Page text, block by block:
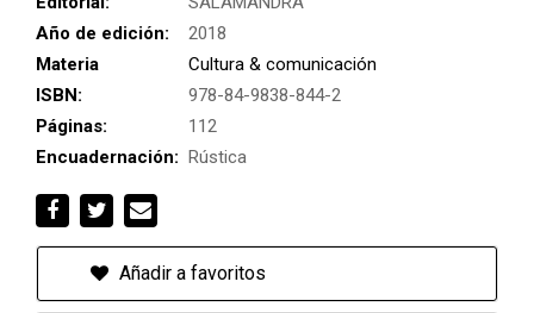
Año de edición:
2018
Materia
Cultura & comunicación
ISBN:
978-84-9838-844-2
Páginas:
112
Encuadernación: Rústica
Añadir a favoritos